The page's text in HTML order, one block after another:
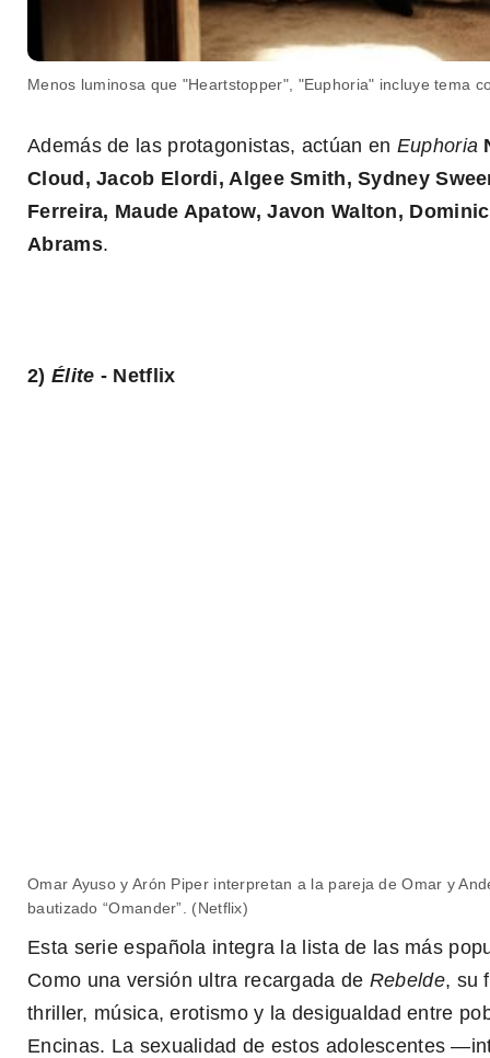
Menos luminosa que "Heartstopper", "Euphoria" incluye tema
Además de las protagonistas, actúan en Euphoria
Cloud, Jacob Elordi, Algee Smith, Sydney
Ferreira, Maude Apatow, Javon Walton,
Abrams.
2) Élite - Netflix
Élite - temporada 5 - Trailer -
Omar Ayuso y Arón Piper interpretan a la pareja de Omar y
bautizado “Omander”. (Netflix)
Esta serie española integra la lista de las más
Como una versión ultra recargada de Rebelde, su
thriller, música, erotismo y la desigualdad entre
Encinas. La sexualidad de estos adolescentes